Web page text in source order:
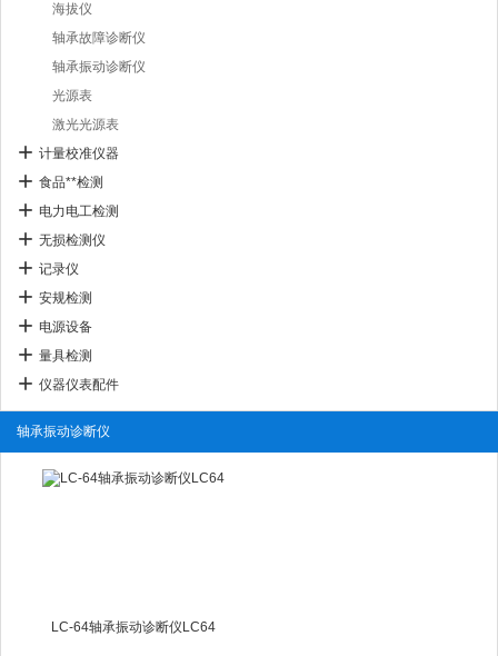
海拔仪
轴承故障诊断仪
轴承振动诊断仪
光源表
激光光源表
计量校准仪器
食品**检测
电力电工检测
无损检测仪
记录仪
安规检测
电源设备
量具检测
仪器仪表配件
轴承振动诊断仪
LC-64轴承振动诊断仪LC64